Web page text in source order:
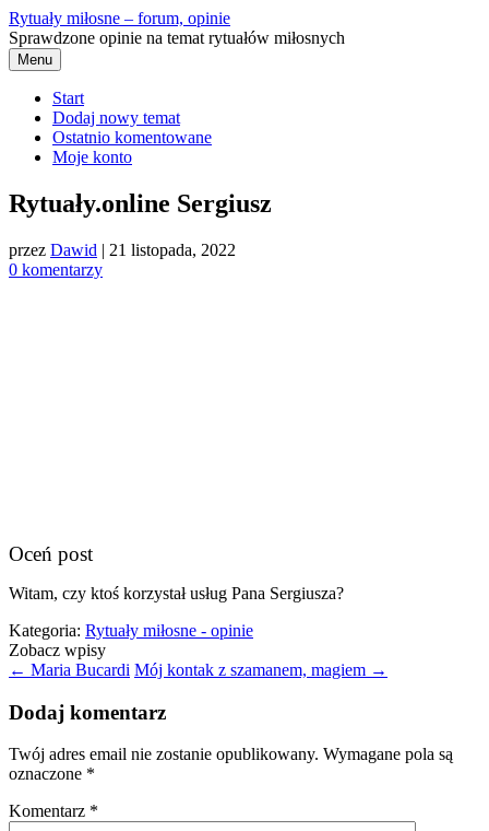
Przejdź
do
treści
Rytuały miłosne – forum, opinie
Sprawdzone opinie na temat rytuałów miłosnych
Menu
Start
Dodaj nowy temat
Ostatnio komentowane
Moje konto
Rytuały.online Sergiusz
przez Dawid | 21 listopada, 2022
0 komentarzy
Oceń post
Witam, czy ktoś korzystał usług Pana Sergiusza?
Kategoria: Rytuały miłosne - opinie
Zobacz wpisy
← Maria Bucardi Mój kontak z szamanem, magiem →
Dodaj komentarz
Twój adres email nie zostanie opublikowany. Wymagane pola są
oznaczone *
Komentarz *